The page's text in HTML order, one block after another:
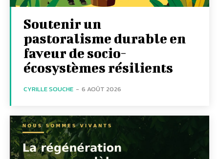
Soutenir un
pastoralisme durable en
faveur de socio-
écosystèmes résilients
CYRILLE SOUCHE - 6 AOÛT 2026